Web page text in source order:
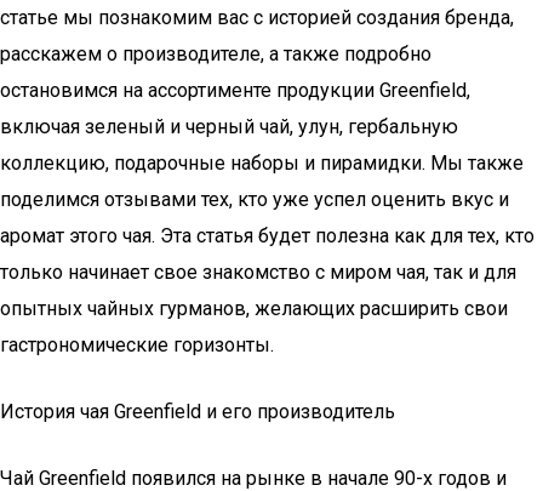
статье мы познакомим вас с историей создания бренда,
расскажем о производителе, а также подробно
остановимся на ассортименте продукции Greenfield,
включая зеленый и черный чай, улун, гербальную
коллекцию, подарочные наборы и пирамидки. Мы также
поделимся отзывами тех, кто уже успел оценить вкус и
аромат этого чая. Эта статья будет полезна как для тех, кто
только начинает свое знакомство с миром чая, так и для
опытных чайных гурманов, желающих расширить свои
гастрономические горизонты.
История чая Greenfield и его производитель
Чай Greenfield появился на рынке в начале 90-х годов и